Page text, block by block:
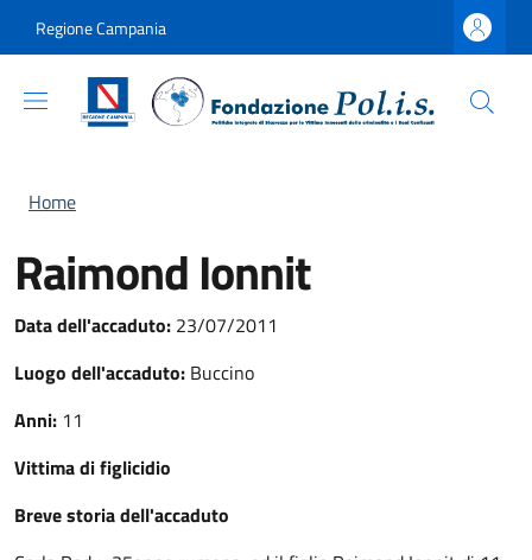
Regione Campania
Briciole di pane
Home
Raimond Ionnit
Data dell'accaduto: 23/07/2011
Luogo dell'accaduto: Buccino
Anni: 11
Vittima di figlicidio
Breve storia dell'accaduto